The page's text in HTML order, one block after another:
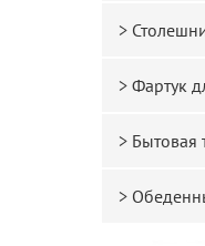
Фартук
Бытовая